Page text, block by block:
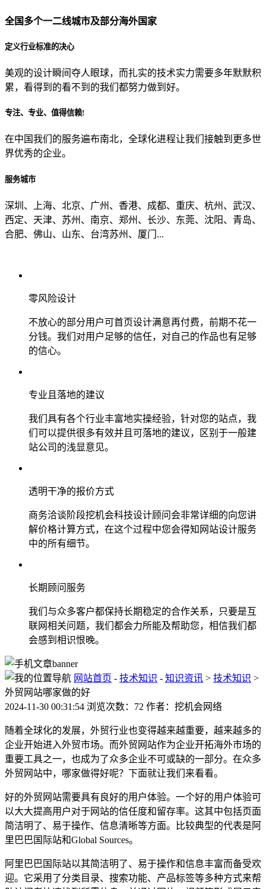
贵公司的团队规模是？
目前主要的营销渠道是？
全国多个一二线城市及部分海外国家
定义行业标准的决心
美观的设计瞬间夺人眼球，而扎实的技术实力需要多年默默积
累，看得到的看不到的我们都努力做到好。
专注、专业、值得信赖!
在中国我们的服务遍布南北，全球化进程让我们接触到更多世
界优秀的企业。
服务城市
深圳、上海、北京、广州、香港、成都、重庆、杭州、武汉、
西定、天津、苏州、南京、郑州、长沙、东莞、沈阳、青岛、
合肥、佛山、山东、台湾苏州、厦门...
零风险设计
不放心的部分用户可首页设计满意再付费，前期不花一
分钱。我们对用户足够的信任，对自己的作品也有足够
的信心。
专业且落地的建议
我们具有各个行业丰富地实操经验，针对您的站点，我
们可以提供很多有效并且可落地的建议，区别于一般建
站公司的浅显意见。
透明干净的报价方式
商务洽谈阶段挖机会科技设计顾问会非常详细的向您讲
解价格计算方式，在这个过程中您会得知网站设计服务
中的所有细节。
长期顾问服务
我们与众多客户都保持长期稳定的合作关系，只要是互
联网相关问题，我们都会力所能及帮助您，相信我们都
会感到相识恨晚。
网站首页 - 技术知识 - 知识资讯 > 技术知识 >
外贸网站哪家做的好
2024-11-30 00:31:54 浏览次数：72 作者：挖机会网络
随着全球化的发展，外贸行业也变得越来越重要，越来越多的
企业开始进入外贸市场。而外贸网站作为企业开拓海外市场的
重要工具之一，也成为了众多企业不可或缺的一部分。在众多
外贸网站中，哪家做得好呢？下面就让我们来看看。
好的外贸网站需要具有良好的用户体验。一个好的用户体验可
以大大提高用户对于网站的信任度和留存率。这其中包括页面
简洁明了、易于操作、信息清晰等方面。比较典型的代表是阿
里巴巴国际站和Global Sources。
阿里巴巴国际站以其简洁明了、易于操作和信息丰富而备受欢
迎。它采用了分类目录、搜索功能、产品标签等多种方式来帮